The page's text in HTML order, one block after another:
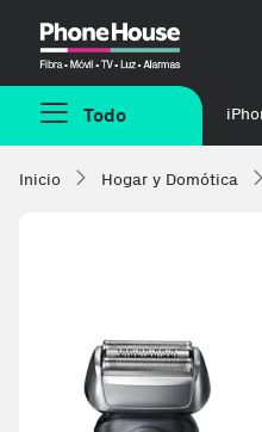
Todo
Inicio Hogar y Domótica